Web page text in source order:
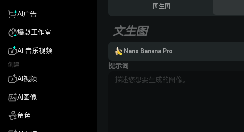
AI广告
爆款工作室
AI 音乐视频
创建
AI视频
AI图像
角色
图生图
文生图
Nano Banana Pro
提示词